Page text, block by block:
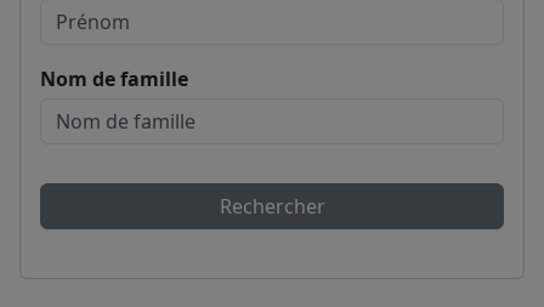
Nom de famille
Rechercher